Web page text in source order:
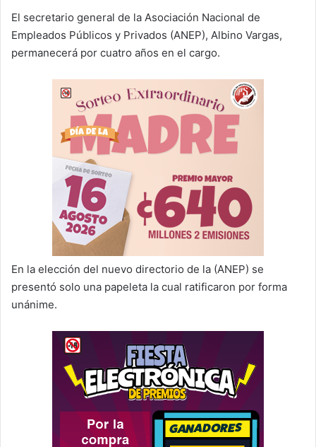
El secretario general de la Asociación Nacional de
Empleados Públicos y Privados (ANEP), Albino Vargas,
permanecerá por cuatro años en el cargo.
En la elección del nuevo directorio de la (ANEP) se
presentó solo una papeleta la cual ratificaron por forma
unánime.